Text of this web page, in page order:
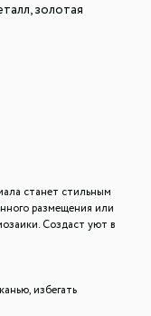
золотая
станет стильным
размещения или
Создаст уют в
избегать